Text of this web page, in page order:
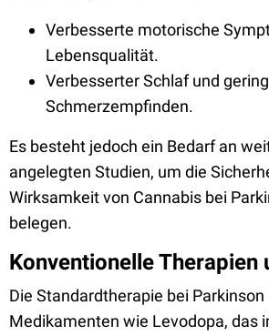
Verbesserte motorische
Lebensqualität.
Verbesserter Schlaf und
Schmerzempfinden.
Es besteht jedoch ein Bedarf an
angelegten Studien, um die
Wirksamkeit von Cannabis bei
belegen.
Konventionelle Therapien
Die Standardtherapie bei
Medikamenten wie Levodopa, das